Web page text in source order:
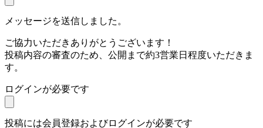
メッセージを送信しました。
ご協力いただきありがとうございます！
投稿内容の審査のため、公開まで約3営業日程度いただきま
す。
ログインが必要です
投稿には会員登録およびログインが必要です